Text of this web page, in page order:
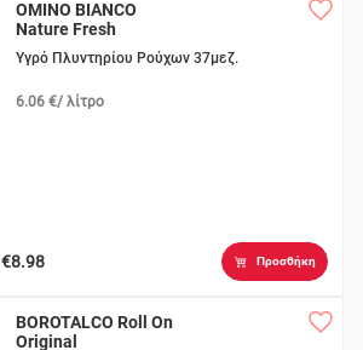
OMINO BIANCO
Nature Fresh
Υγρό Πλυντηρίου Ρούχων 37μεζ.
6.06 €/ λίτρο
€8.98 Προσθήκη
BOROTALCO Roll On
Original